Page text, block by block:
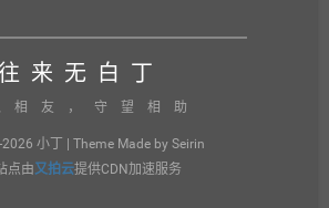
来无白丁
相友，守望相助
小丁 | Theme Made by Seirin
点由又拍云提供CDN加速服务